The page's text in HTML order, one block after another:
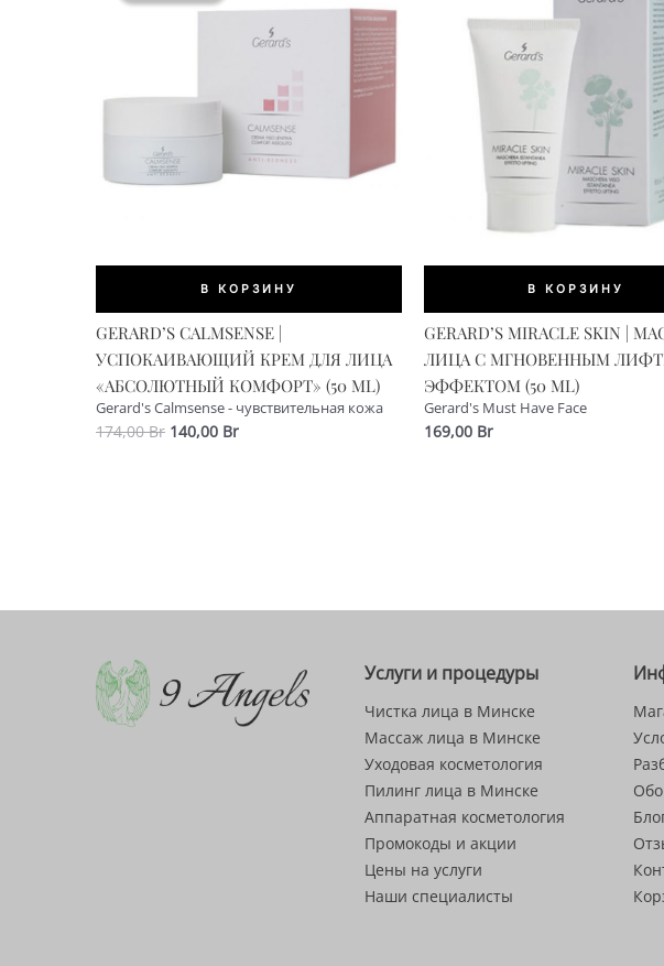
В КОРЗИНУ
GERARD’S CALMSENSE |
УСПОКАИВАЮЩИЙ КРЕМ ДЛЯ ЛИЦА
«АБСОЛЮТНЫЙ КОМФОРТ» (50 ML)
Gerard's Calmsense - чувствительная кожа
174,00Br Первоначальная
140,00 BrТекущая
В КОРЗИНУ
GERARD’S MIRACLE SKIN |
ЛИЦА С МГНОВЕННЫМ
ЭФФЕКТОМ (50 ML)
Gerard's Must Have Face
169,00 Br
Услуги и процедуры
Чистка лица в Минске
Массаж лица в Минске
Уходовая косметология
Пилинг лица в Минске
Аппаратная косметология
Промокоды и акции
Цены на услуги
Наши специалисты